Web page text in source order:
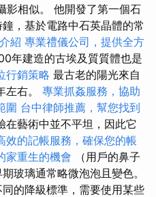
影相似。 他開發了第一個石
，基於電路中石英晶體的常
紹 專業禮儀公司，提供全方
年建造的古埃及質質體也是
行銷策略 最古老的陽光來自
左右。 專業抓姦服務，協助
圍 台中律師推薦，幫您找到
在藝術中並不平坦，因此它
效的記帳服務，確保您的帳
家重生的機會 （用戶的鼻子
玻璃通常略微泡泡且變色。
的降級標準，需要使用某些